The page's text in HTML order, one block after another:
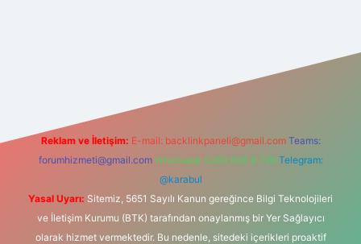
Reklam ve İletişim: E-mail: backlinkpaneli@gmail.com Teams:
forumhizmeti@gmail.com Whatsapp: 0262 606 0 726 Telegram:
@karabul
Yasal Uyarı: Sitemiz, 5651 Sayılı Kanun gereğince Bilgi Teknolojileri
ve İletişim Kurumu (BTK) tarafından onaylanmış bir Yer Sağlayıcı
olarak hizmet vermektedir. Bu nedenle, sitedeki içerikleri proaktif